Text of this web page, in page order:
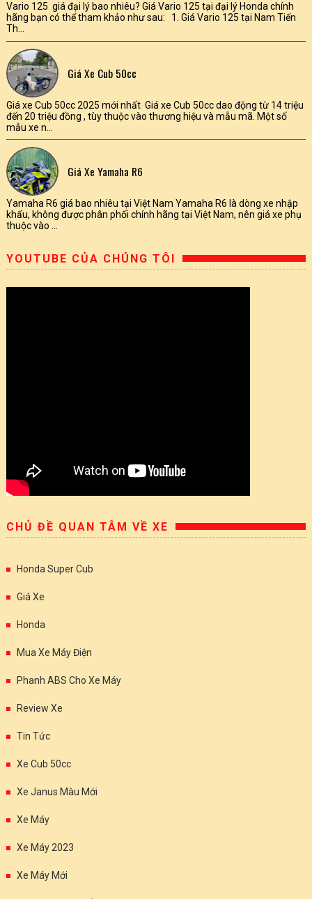
Vario 125 giá đại lý bao nhiêu? Giá Vario 125 tại đại lý Honda chính
hãng bạn có thể tham khảo như sau: 1. Giá Vario 125 tại Nam Tiến
Th...
Giá Xe Cub 50cc
Giá xe Cub 50cc 2025 mới nhất Giá xe Cub 50cc dao động từ 14 triệu
đến 20 triệu đồng , tùy thuộc vào thương hiệu và mẫu mã. Một số
mẫu xe n...
Giá Xe Yamaha R6
Yamaha R6 giá bao nhiêu tại Việt Nam Yamaha R6 là dòng xe nhập
khẩu, không được phân phối chính hãng tại Việt Nam, nên giá xe phụ
thuộc vào ...
YOUTUBE CỦA CHÚNG TÔI
CHỦ ĐỀ QUAN TÂM VỀ XE
Honda Super Cub
Giá Xe
Honda
Mua Xe Máy Điện
Phanh ABS Cho Xe Máy
Review Xe
Tin Tức
Xe Cub 50cc
Xe Janus Màu Mới
Xe Máy
Xe Máy 2023
Xe Máy Mới